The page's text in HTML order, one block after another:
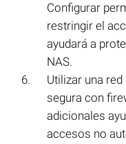
Configurar
restringir el
ayudará a
NAS.
Utilizar una
segura con
adicionales
accesos no